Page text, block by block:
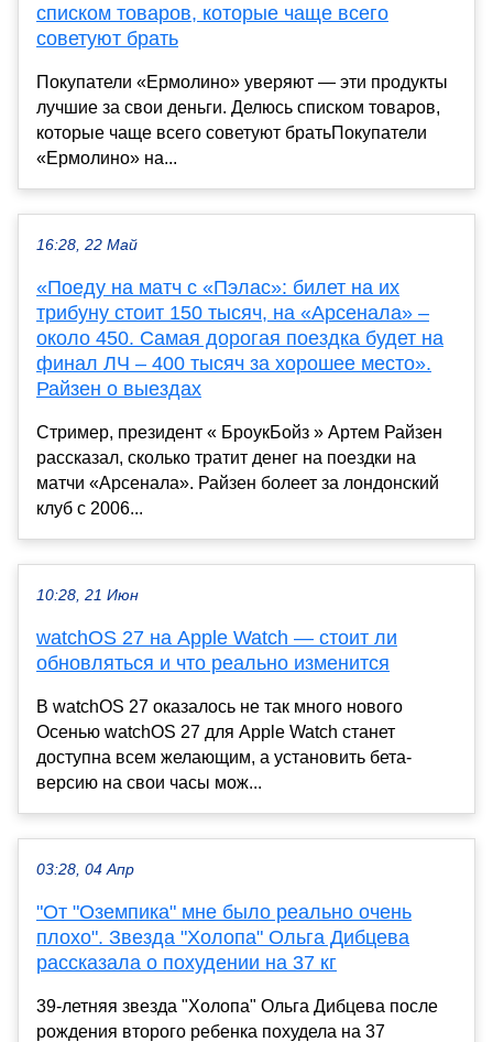
списком товаров, которые чаще всего
советуют брать
Покупатели «Ермолино» уверяют — эти продукты
лучшие за свои деньги. Делюсь списком товаров,
которые чаще всего советуют братьПокупатели
«Ермолино» на...
16:28, 22 Май
«Поеду на матч с «Пэлас»: билет на их
трибуну стоит 150 тысяч, на «Арсенала» –
около 450. Самая дорогая поездка будет на
финал ЛЧ – 400 тысяч за хорошее место».
Райзен о выездах
Стример, президент « БроукБойз » Артем Райзен
рассказал, сколько тратит денег на поездки на
матчи «Арсенала». Райзен болеет за лондонский
клуб с 2006...
10:28, 21 Июн
watchOS 27 на Apple Watch — стоит ли
обновляться и что реально изменится
В watchOS 27 оказалось не так много нового
Осенью watchOS 27 для Apple Watch станет
доступна всем желающим, а установить бета-
версию на свои часы мож...
03:28, 04 Апр
"От "Оземпика" мне было реально очень
плохо". Звезда "Холопа" Ольга Дибцева
рассказала о похудении на 37 кг
39-летняя звезда "Холопа" Ольга Дибцева после
рождения второго ребенка похудела на 37